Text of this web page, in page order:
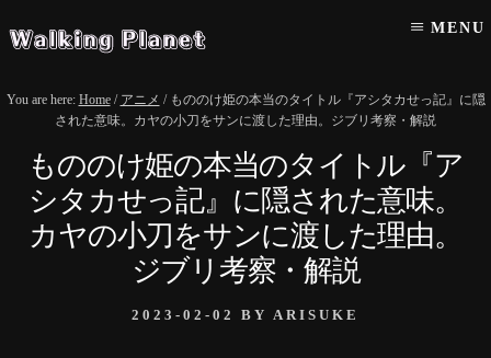
to
to
MENU
You are here: Home / アニメ /もののけ姫の本当のタイトル『アシタカせっ記』に隠
された意味。カヤの小刀をサンに渡した理由。ジブリ考察・解説
もののけ姫の本当のタイトル『ア
シタカせっ記』に隠された意味。
カヤの小刀をサンに渡した理由。
ジブリ考察・解説
2023-02-02 BY ARISUKE